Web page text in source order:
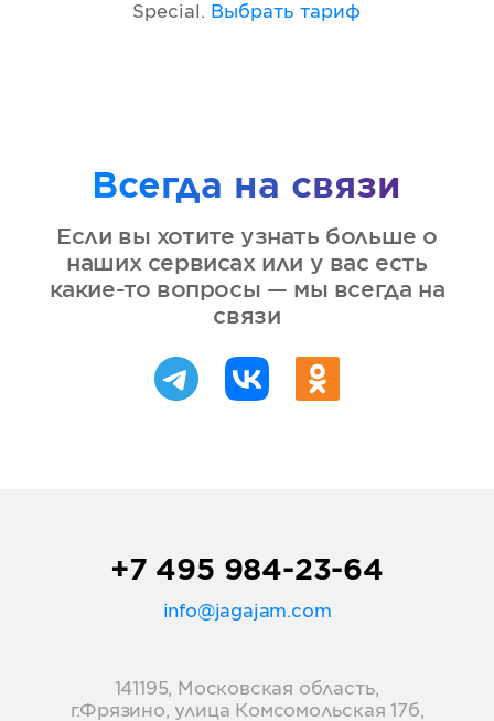
Special . Выбрать тариф
Всегда на связи
Если вы хотите узнать больше о
наших сервисах или у вас есть
какие-то вопросы — мы всегда на
связи
+7 495 984-23-64
info@jagajam.com
141195, Московская область,
г.Фрязино, улица Комсомольская 17б,